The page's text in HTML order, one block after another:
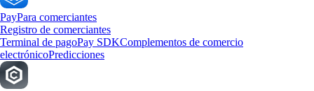
PayPara comerciantes
Registro de comerciantes
Terminal de pagoPay SDKComplementos de comercio
electrónicoPredicciones